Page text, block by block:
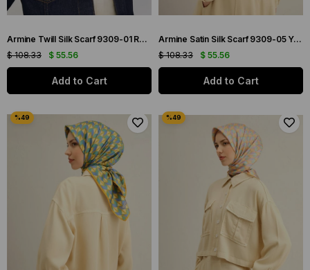
Armine Twill Silk Scarf 9309-01 Red Mixed Pattern
$ 55.56
$ 108.33
Add to Cart
Armine Satin Silk Scarf 9309-05 Yellow Mixed Pattern
$ 55.56
$ 108.33
Add to Cart